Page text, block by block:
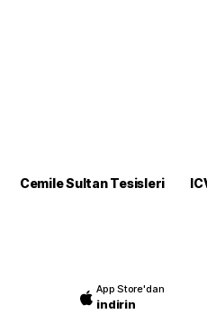
Cemile Sultan Tesisleri
App Store'dan
indirin